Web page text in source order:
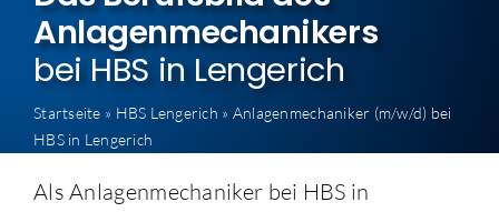
Für Bewerber
Für Schüler
Aktuelles
Anlagenmechanikers
bei HBS in Lengerich
Startseite » HBS Lengerich » Anlagenmechaniker (m/w/d) bei
HBS in Lengerich
Als Anlagenmechaniker bei HBS in